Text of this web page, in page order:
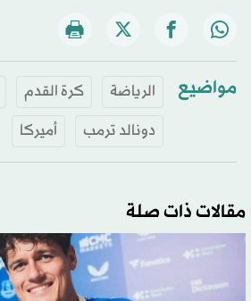
مواضيع الرياضة كرة القدم
دونالد ترمب
أميركا
مقالات ذات صلة